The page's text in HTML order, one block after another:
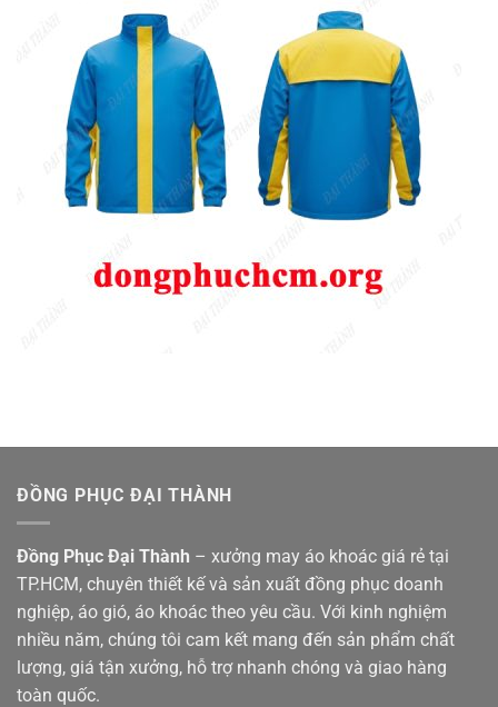
ĐỒNG PHỤC ĐẠI THÀNH
Đồng Phục Đại Thành – xưởng may áo khoác giá rẻ tại
TP.HCM, chuyên thiết kế và sản xuất đồng phục doanh
nghiệp, áo gió, áo khoác theo yêu cầu. Với kinh nghiệm
nhiều năm, chúng tôi cam kết mang đến sản phẩm chất
lượng, giá tận xưởng, hỗ trợ nhanh chóng và giao hàng
toàn quốc.